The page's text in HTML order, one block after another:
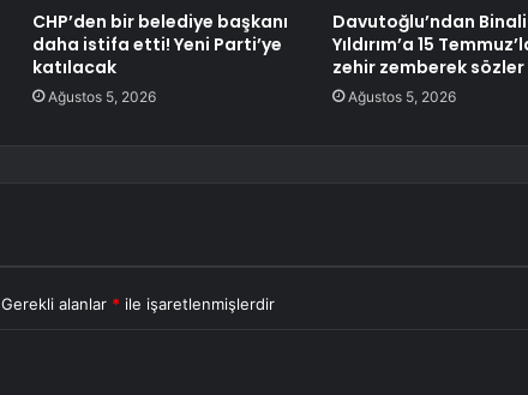
CHP’den bir belediye başkanı
daha istifa etti! Yeni Parti’ye
katılacak
Ağustos 5, 2026
Davutoğlu’ndan Binali
Yıldırım’a 15
zehir zemberek sözler
Ağustos 5, 2026
Gerekli alanlar * ile işaretlenmişlerdir